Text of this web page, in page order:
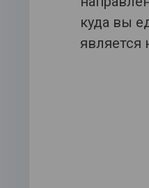
куда вы
является